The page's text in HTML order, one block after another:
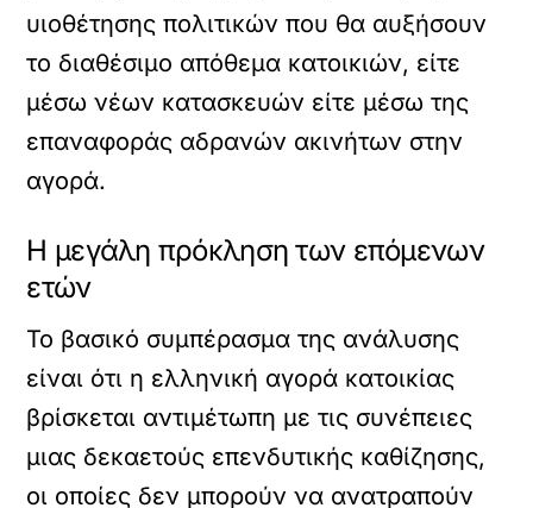
υιοθέτησης πολιτικών που θα αυξήσουν
το διαθέσιμο απόθεμα κατοικιών, είτε
μέσω νέων κατασκευών είτε μέσω της
επαναφοράς αδρανών ακινήτων στην
αγορά.
Η μεγάλη πρόκληση των επόμενων
ετών
Το βασικό συμπέρασμα της ανάλυσης
είναι ότι η ελληνική αγορά κατοικίας
βρίσκεται αντιμέτωπη με τις συνέπειες
μιας δεκαετούς επενδυτικής καθίζησης,
οι οποίες δεν μπορούν να ανατραπούν